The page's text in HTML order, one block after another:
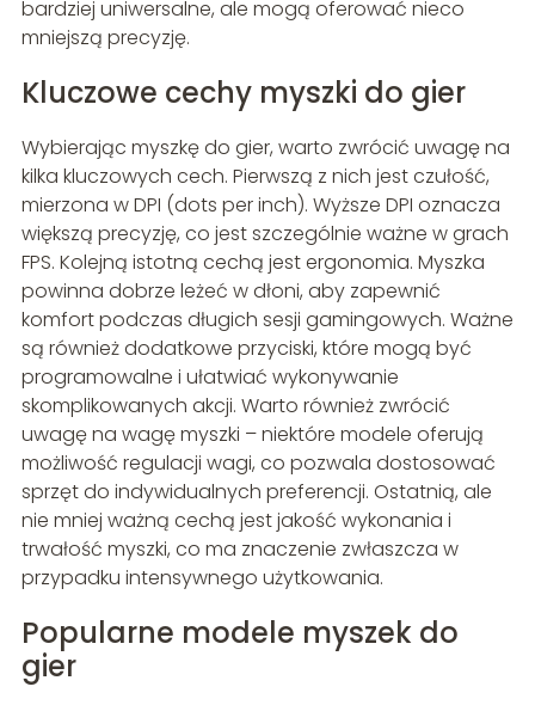
bardziej uniwersalne, ale mogą oferować nieco
mniejszą precyzję.
Kluczowe cechy myszki do gier
Wybierając myszkę do gier, warto zwrócić uwagę na
kilka kluczowych cech. Pierwszą z nich jest czułość,
mierzona w DPI (dots per inch). Wyższe DPI oznacza
większą precyzję, co jest szczególnie ważne w grach
FPS. Kolejną istotną cechą jest ergonomia. Myszka
powinna dobrze leżeć w dłoni, aby zapewnić
komfort podczas długich sesji gamingowych. Ważne
są również dodatkowe przyciski, które mogą być
programowalne i ułatwiać wykonywanie
skomplikowanych akcji. Warto również zwrócić
uwagę na wagę myszki – niektóre modele oferują
możliwość regulacji wagi, co pozwala dostosować
sprzęt do indywidualnych preferencji. Ostatnią, ale
nie mniej ważną cechą jest jakość wykonania i
trwałość myszki, co ma znaczenie zwłaszcza w
przypadku intensywnego użytkowania.
Popularne modele myszek do
gier